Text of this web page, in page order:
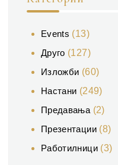
Events (13)
Друго (127)
Изложби (60)
Настани (249)
Предавања (2)
Презентации(8)
Работилници(3)